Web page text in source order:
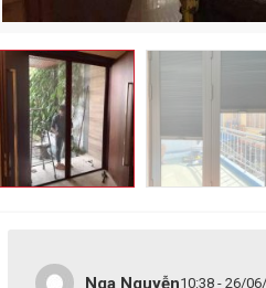
Nga Nguyễn10:38 - 26/